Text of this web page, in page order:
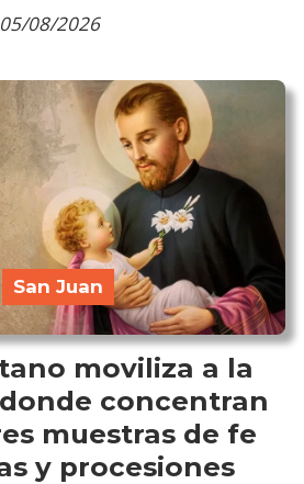
05/08/2026
moviliza a la
concentran
muestras de fe
y procesiones
San Juan